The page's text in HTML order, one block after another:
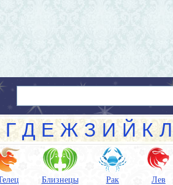
Г Д Е Ж З И Й К Л
Близнецы Рак Лев